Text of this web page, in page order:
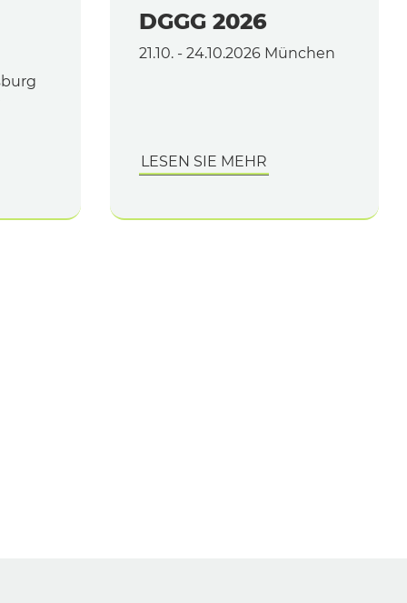
DGGG 2026
21.10. - 24.10.2026 München
LESEN SIE MEHR